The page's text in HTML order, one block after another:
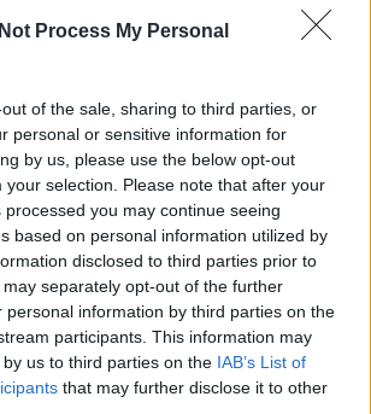
Process My Personal
of the sale, sharing to third parties, or
personal or sensitive information for
by us, please use the below opt-out
your selection. Please note that after your
you may continue seeing
based on personal information utilized by
disclosed to third parties prior to
separately opt-out of the further
personal information by third parties on the
participants. This information may
us to third parties on the IAB’s List of
that may further disclose it to other
αναφέρει : «Ενώ
παιδιά κάποια στιγμή γύρω στις
είδα ότι έλειπε από δίπλα μου
στο μπάνιο και μιλούσε στο
ότι θα έπαιρνε το μεγάλο μας
ενώ στην άλλη πλευρά της
μία αντρική φωνή. Της είπα
να μιλήσουμε.
ήταν και εκείνη μου έλεγε ότι